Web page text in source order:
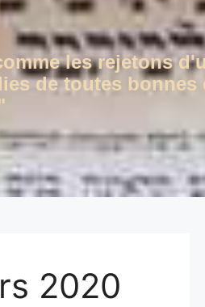
les rejetons
de toutes bonnes
2020